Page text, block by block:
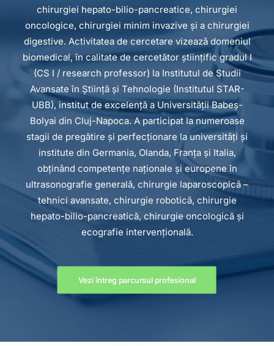
chirurgiei hepato-bilio-pancreatice, chirurgiei
oncologice, chirurgiei minim invazive și a chirurgiei
digestive. Activitatea de cercetare vizează domeniul
biomedical, în calitate de cercetător științific gradul I
(CS I / research professor) la Institutul de Studii
Avansate în Știință și Tehnologie (Institutul STAR-
UBB), institut de excelență a Universității Babeș-
Bolyai din Cluj-Napoca. A participat la numeroase
stagii de pregătire și perfecționare la universități și
institute din Germania, Olanda, Franța și Italia,
obținând competențe naționale și europene în
ultrasonografie generală, chirurgie laparoscopică –
tehnici avansate, chirurgie robotică, chirurgie
hepato-bilio-pancreatică, chirurgie oncologică și
ecografie intervențională.
Vezi întreg parcursul profesional